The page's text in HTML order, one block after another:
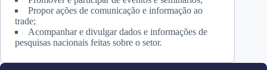
Propor ações de comunicação e informação ao
trade;
Acompanhar e divulgar dados e informações de
pesquisas nacionais feitas sobre o setor.